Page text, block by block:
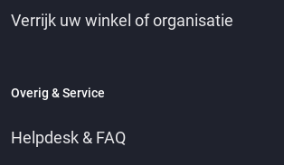
Verrijk uw winkel of organisatie
Overig & Service
Helpdesk & FAQ